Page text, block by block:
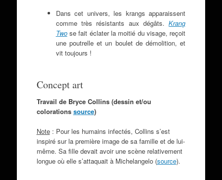
Dans cet univers, les krangs apparaissent
comme très résistants aux dégâts.Krang
Twose fait éclater la moitié du visage, reçoit
une poutrelle et un boulet de démolition, et
vit toujours !
Concept art
Travail de Bryce Collins (dessin et/ou
colorations source)
Note: Pour les humains infectés, Collins s’est
inspiré sur la première image de sa famille et de lui-
même. Sa fille devait avoir une scène relativement
longue où elle s’attaquait à Michelangelo (source).